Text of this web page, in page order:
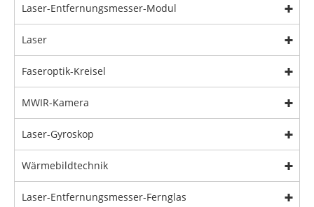
Laser-Entfernungsmesser-Modul
Laser
Faseroptik-Kreisel
MWIR-Kamera
Laser-Gyroskop
Wärmebildtechnik
Laser-Entfernungsmesser-Fernglas